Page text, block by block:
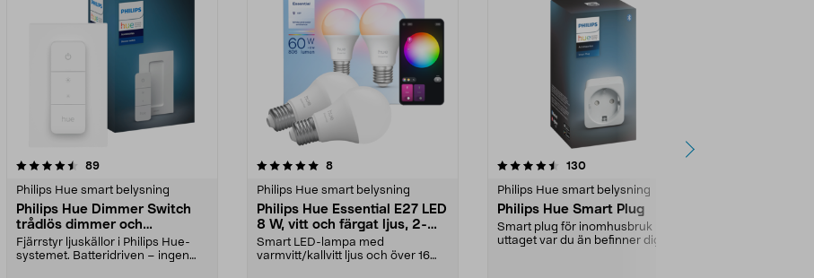
89recensioner
Philips Hue smart belysning
Philips Hue Dimmer Switch
trådlös dimmer och
fjärrkontroll
Fjärrstyr ljuskällor i Philips Hue-
systemet. Batteridriven – ingen
5.0 av 5 stjärnor 8recensioner
Philips Hue smart belysning
Philips Hue Essential E27 LED
8 W, vitt och färgat ljus, 2-
pack
Smart LED-lampa med
varmvitt/kallvitt ljus och över 16
4.5 av 5 stjärnor 130recensioner
Philips Hue smart belysning
Philips Hue Smart Plug
Smart plug för inomhusbruk - styr
uttaget var du än befinner dig.
4.5 av 5 stjärnor